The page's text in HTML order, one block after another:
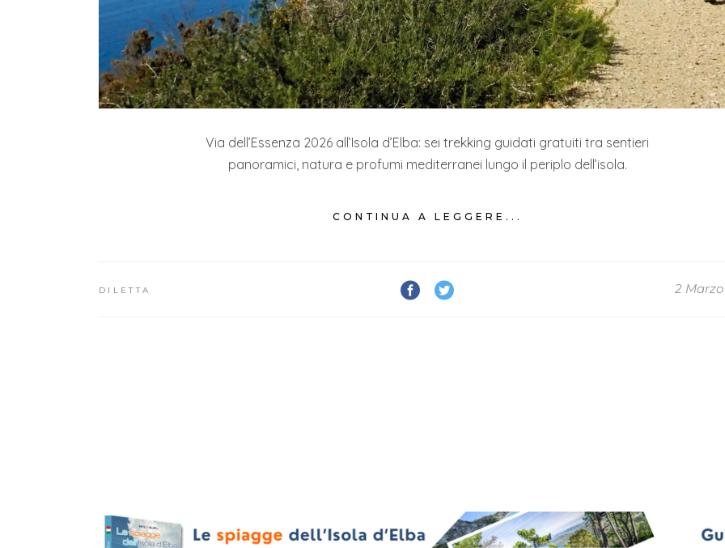
Via dell’Essenza 2026 all’Isola d’Elba: sei trekking guidati gratuiti tra sentieri
panoramici, natura e profumi mediterranei lungo il periplo dell’isola.
CONTINUA A LEGGERE...
DILETTA 2